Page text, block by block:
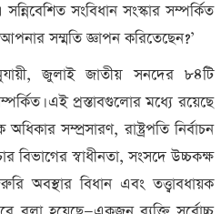
সংবিধান সংস্কার সম্পর্কিত
সম্মতি জ্ঞাপন করিতেছেন?’
,জুলাই জাতীয় সনদের ৮৪টি
এই প্রস্তাবগুলোর মধ্যে রয়েছে
অধিকার সম্প্রসারণ,রাষ্ট্রপতি নির্বাচন
বিভাগের স্বাধীনতা,সংসদে উচ্চকক্ষ
অবস্থার বিধান এবং তত্ত্বাবধায়ক